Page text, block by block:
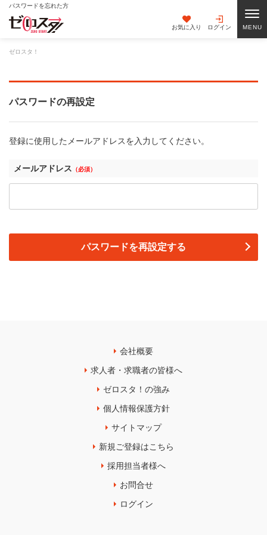
パスワードを忘れた方
お気に入り ログイン
ゼロスタ！
パスワードの再設定
登録に使用したメールアドレスを入力してください。
メールアドレス （必須）
パスワードを再設定する
会社概要
求人者・求職者の皆様へ
ゼロスタ！の強み
個人情報保護方針
サイトマップ
新規ご登録はこちら
採用担当者様へ
お問合せ
ログイン